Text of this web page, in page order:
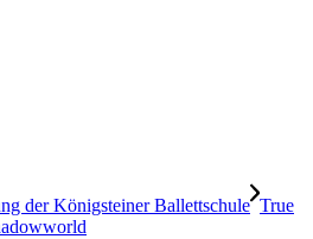
der Königsteiner Ballettschule True